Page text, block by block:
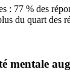
: 77 % des
du quart des
mentale